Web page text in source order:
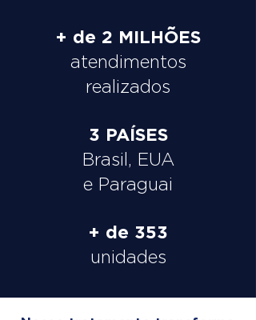
+ de 2 MILHÕES
atendimentos
realizados
3 PAÍSES
Brasil, EUA
e Paraguai
+ de 353
unidades